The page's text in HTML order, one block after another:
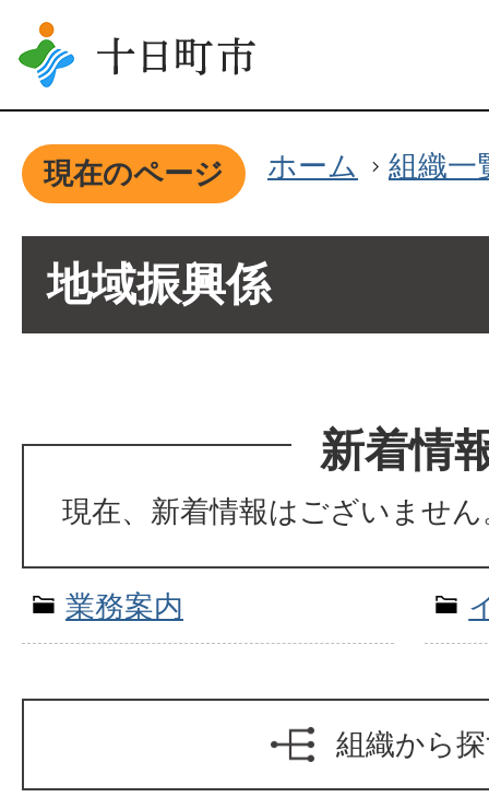
現在のページ ホーム 組織一
地域振興係
新着情
現在、新着情報はございません
業務案内
組織から